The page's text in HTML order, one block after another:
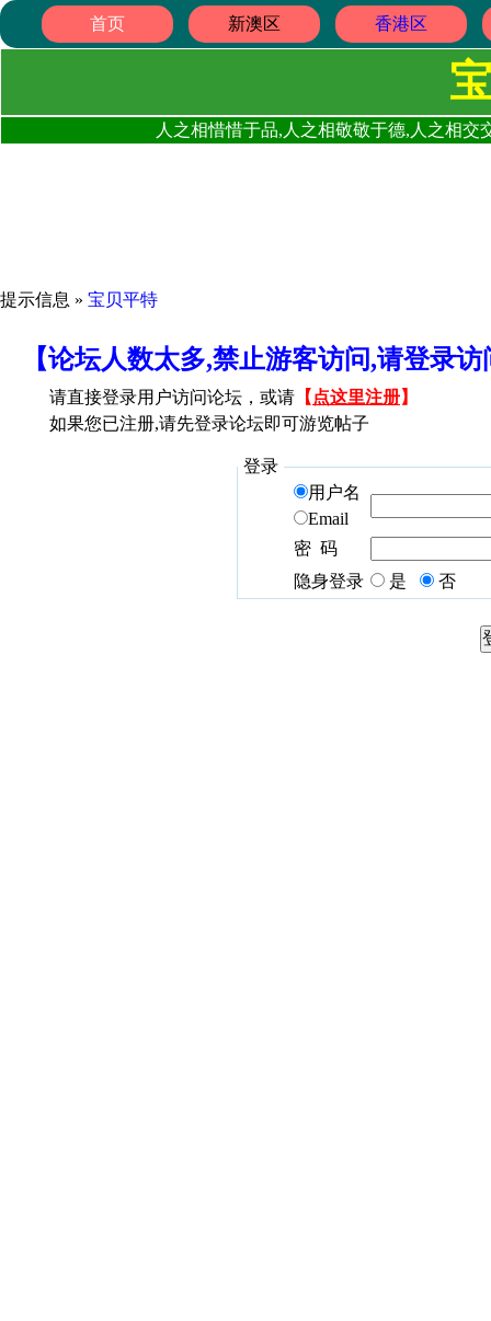
首页 新澳区 香港区
人之相惜惜于品,人之相敬敬于德,人之相
提示信息 » 宝贝平特
【论坛人数太多,禁止游客访问,请登录
请直接登录用户访问论坛，或请 【 点这里注册】
如果您已注册,请先登录论坛即可游览帖子
登录
用户名
Email
密 码
隐身登录
是 否